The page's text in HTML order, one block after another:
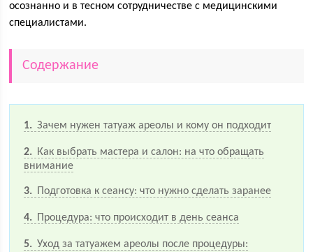
осознанно и в тесном сотрудничестве с медицинскими
специалистами.
Содержание
1 Зачем нужен татуаж ареолы и кому он подходит
2
Как выбрать мастера и салон: на что обращать
внимание
3 Подготовка к сеансу: что нужно сделать заранее
4 Процедура: что происходит в день сеанса
5
Уход за татуажем ареолы после процедуры: